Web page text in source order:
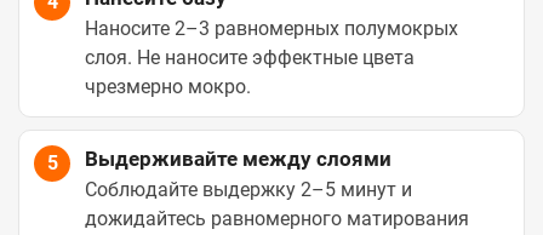
Наносите 2–3 равномерных полумокрых
слоя. Не наносите эффектные цвета
чрезмерно мокро.
5 Выдерживайте между слоями
Соблюдайте выдержку 2–5 минут и
дожидайтесь равномерного матирования